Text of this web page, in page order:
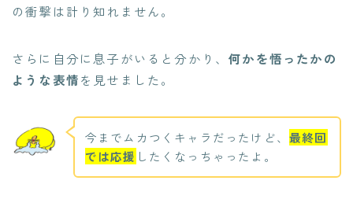
の衝撃は計り知れません。
さらに自分に息子がいると分かり、何かを悟ったかの
ような表情を見せました。
今までムカつくキャラだったけど、 最終回
では応援 したくなっちゃったよ。